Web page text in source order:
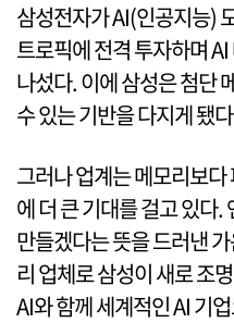
삼성전자가 AI(인공지능)
트로픽에 전격 투자하며
나섰다. 이에 삼성은 첨단
수 있는 기반을 다지게 됐
그러나 업계는 메모리보
에 더 큰 기대를 걸고 있다
만들겠다는 뜻을 드러낸
리 업체로 삼성이 새로 조
AI와 함께 세계적인 AI 기